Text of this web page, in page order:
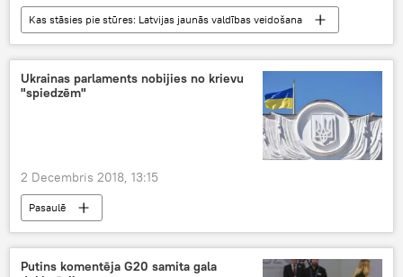
Kas stāsies pie stūres: Latvijas jaunās valdības veidošana
Politika
Ukrainas parlaments nobijies no krievu
"spiedzēm"
2 Decembris 2018, 13:15
Pasaulē
Ukraiņu karakuģu "miermīlīgā" provokācija Melnajā jūrā
Putins komentēja G20 samita gala